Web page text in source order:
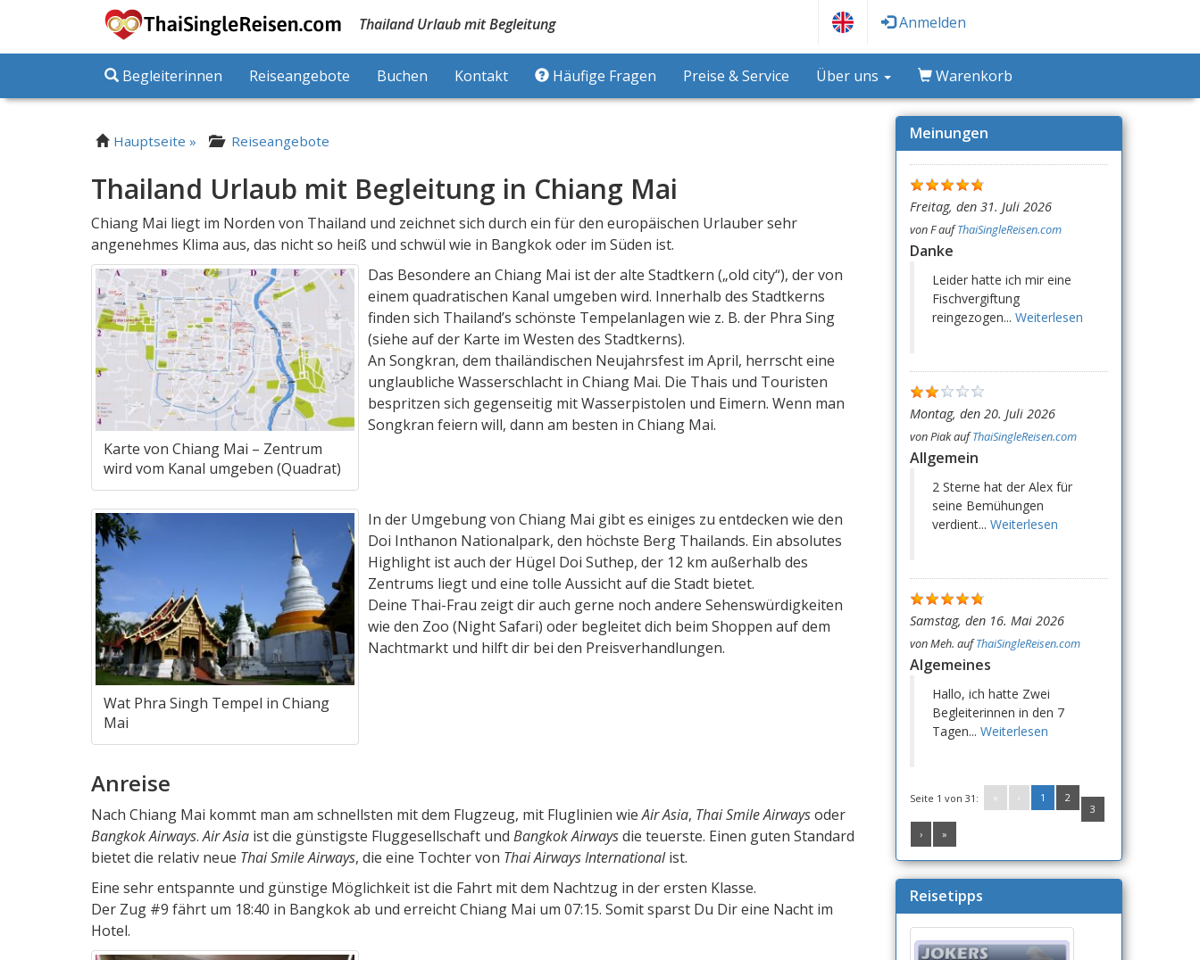
Thailand Urlaub mit Begleitung Anmelden
Begleiterinnen Reiseangebote Buchen Kontakt Häufige Fragen Preise & Service Über uns Warenkorb
Hauptseite » Reiseangebote
Thailand Urlaub mit Begleitung in Chiang Mai
Chiang Mai liegt im Norden von Thailand und zeichnet sich durch ein für den europäischen Urlauber sehr
angenehmes Klima aus, das nicht so heiß und schwül wie in Bangkok oder im Süden ist.
Karte von Chiang Mai – Zentrum
wird vom Kanal umgeben (Quadrat)
Das Besondere an Chiang Mai ist der alte Stadtkern („old city“), der von
einem quadratischen Kanal umgeben wird. Innerhalb des Stadtkerns
finden sich Thailand’s schönste Tempelanlagen wie z. B. der Phra Sing
(siehe auf der Karte im Westen des Stadtkerns).
An Songkran, dem thailändischen Neujahrsfest im April, herrscht eine
unglaubliche Wasserschlacht in Chiang Mai. Die Thais und Touristen
bespritzen sich gegenseitig mit Wasserpistolen und Eimern. Wenn man
Songkran feiern will, dann am besten in Chiang Mai.
Wat Phra Singh Tempel in Chiang
Mai
In der Umgebung von Chiang Mai gibt es einiges zu entdecken wie den
Doi Inthanon Nationalpark, den höchste Berg Thailands. Ein absolutes
Highlight ist auch der Hügel Doi Suthep, der 12 km außerhalb des
Zentrums liegt und eine tolle Aussicht auf die Stadt bietet.
Deine Thai-Frau zeigt dir auch gerne noch andere Sehenswürdigkeiten
wie den Zoo (Night Safari) oder begleitet dich beim Shoppen auf dem
Nachtmarkt und hilft dir bei den Preisverhandlungen.
Anreise
Nach Chiang Mai kommt man am schnellsten mit dem Flugzeug, mit Fluglinien wieAir Asia, Thai Smile Airwaysoder
Bangkok Airways.Air Asia ist die günstigste Fluggesellschaft und Bangkok Airwaysdie teuerste. Einen guten Standard
bietet die relativ neue Thai Smile Airways, die eine Tochter von Thai Airways Internationalist.
Eine sehr entspannte und günstige Möglichkeit ist die Fahrt mit dem Nachtzug in der ersten Klasse.
Der Zug #9 fährt um 18:40 in Bangkok ab und erreicht Chiang Mai um 07:15. Somit sparst Du Dir eine Nacht im
Hotel.
Meinungen
Freitag, den 31. Juli 2026
vonFaufThaiSingleReisen.com
Danke
Leider hatte ich mir eine
Fischvergiftung
reingezogen... Weiterlesen
Montag, den 20. Juli 2026
vonPiakaufThaiSingleReisen.com
Allgemein
2 Sterne hat der Alex für
seine Bemühungen
verdient... Weiterlesen
Samstag, den 16. Mai 2026
vonMeh. aufThaiSingleReisen.com
Algemeines
Hallo, ich hatte Zwei
Begleiterinnen in den 7
Tagen... Weiterlesen
Seite 1 von 31: « ‹ 1
2
3
›
»
Reisetipps